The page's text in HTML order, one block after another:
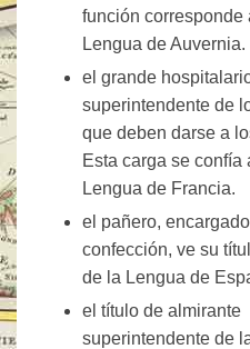
función corresponde
Lengua de Auvernia.
el grande
superintendente de
que deben darse a
Esta carga se confía
Lengua de Francia.
el pañero,
confección, ve su
de la Lengua de
el título de almirante
superintendente de